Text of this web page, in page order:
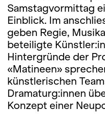
Samstagvormittag
Einblick. Im
geben Regie,
beteiligte
Hintergründe der
«Matineen»
künstlerischen
Dramaturg:innen
Konzept einer